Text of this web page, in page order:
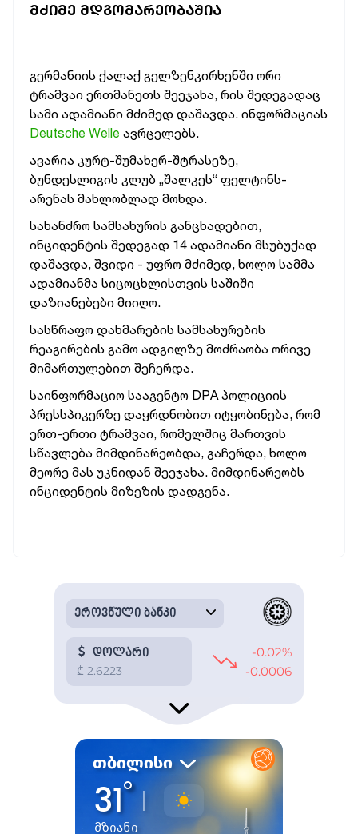
ᲛᲫᲘᲛᲔ ᲛᲓᲒᲝᲛᲐᲠᲔᲝᲑᲐᲨᲘᲐ
გერმანიის ქალაქ გელზენკირხენში ორი
ტრამვაი ერთმანეთს შეეჯახა, რის შედეგადაც
სამი ადამიანი მძიმედ დაშავდა. ინფორმაციას
Deutsche Welle ავრცელებს.
ავარია კურტ-შუმახერ-შტრასეზე,
ბუნდესლიგის კლუბ „შალკეს“ ფელტინს-
არენას მახლობლად მოხდა.
სახანძრო სამსახურის განცხადებით,
ინციდენტის შედეგად 14 ადამიანი მსუბუქად
დაშავდა, შვიდი - უფრო მძიმედ, ხოლო სამმა
ადამიანმა სიცოცხლისთვის საშიში
დაზიანებები მიიღო.
სასწრაფო დახმარების სამსახურების
რეაგირების გამო ადგილზე მოძრაობა ორივე
მიმართულებით შეჩერდა.
საინფორმაციო სააგენტო DPA პოლიციის
პრესსპიკერზე დაყრდნობით იტყობინება, რომ
ერთ-ერთი ტრამვაი, რომელშიც მართვის
სწავლება მიმდინარეობდა, გაჩერდა, ხოლო
მეორე მას უკნიდან შეეჯახა. მიმდინარეობს
ინციდენტის მიზეზის დადგენა.